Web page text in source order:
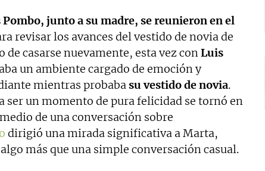
Pombo, junto a su madre, se reunieron en el
revisar los avances del vestido de novia de
casarse nuevamente, esta vez conLuis
un ambiente cargado de emoción y
mientras probabasu vestido de novia.
ser un momento de pura felicidad se tornó en
de una conversación sobre
dirigió una mirada significativa a Marta,
más que una simple conversación casual.